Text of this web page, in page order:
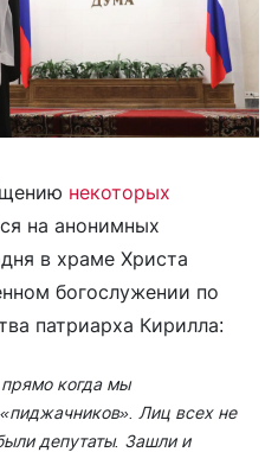
некоторых
на анонимных
в храме Христа
богослужении по
патриарха Кирилла:
когда мы
Лиц всех не
депутаты. Зашли и